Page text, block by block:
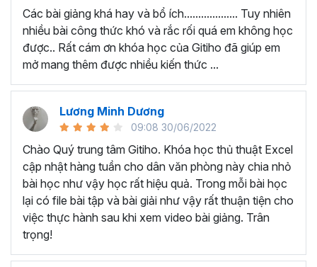
KÝ HỌC NGAY khóa học EXG08 trên gitiho.com là xong.
Nếu có bất cứ thắc mắc nào liên quan đến tớikhóa học
EXG02 - Thủ thuật Excel cập nhật hàng tuầnbạn hãy
để kết nối cho Gitiho qua hotline 0774 116 285 để được
tư vấn chi tiết nhé.
Nội dung bài giảng trong khóa
học thủ thuật trên Excel của
Gitiho?
Khóa học Thủ thuật Excel cập nhật các mẹo Excel văn
phòng hàng tuần, bạn có thể được update những nội
dung mới nhất về tin học văn phòng như sau:
Định dạng nhanh bằng công cụFormat Paintervà
Các bài giảng khá hay và bổ ích................... Tuy nhiên
nhiều bài công thức khó và rắc rối quá em không học
được.. Rất cám ơn khóa học của Gitiho đã giúp em
mở mang thêm được nhiều kiến thức ...
Lương Minh Dương
09:08 30/06/2022
Chào Quý trung tâm Gitiho. Khóa học thủ thuật Excel
cập nhật hàng tuần cho dân văn phòng này chia nhỏ
bài học như vậy học rất hiệu quả. Trong mỗi bài học
lại có file bài tập và bài giải như vậy rất thuận tiện cho
việc thực hành sau khi xem video bài giảng. Trân
trọng!